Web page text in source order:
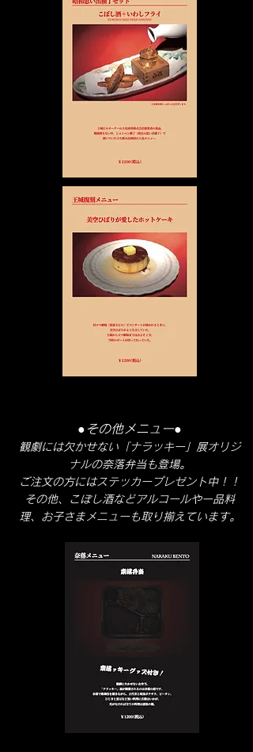
●その他メニュー●
観劇には欠かせない「ナラッキー」展オリジ
ナルの奈落弁当も登場。
ご注文の方にはステッカープレゼント中！！
その他、こぼし酒などアルコールや一品料
理、お子さまメニューも取り揃えています。